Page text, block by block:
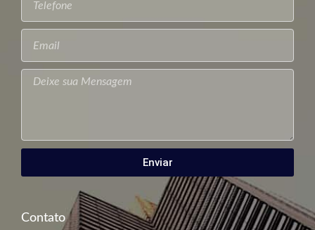
Enviar
Contato